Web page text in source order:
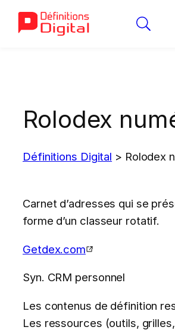
Rolodex
Définitions Digital > Rolodex
Carnet d’adresses qui se
forme d’un classeur rotatif.
Getdex.com
Syn. CRM personnel
Les contenus de définition
Les ressources (outils,